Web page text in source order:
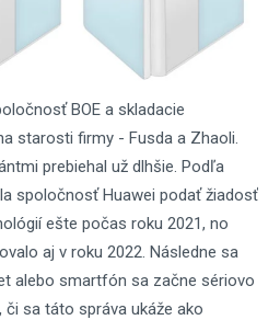
BOE a skladacie
starosti firmy - Fusda a Zhaoli.
prebiehal už dlhšie. Podľa
spoločnosť Huawei podať žiadosť
ešte počas roku 2021, no
aj v roku 2022. Následne sa
alebo smartfón sa začne sériovo
či sa táto správa ukáže ako